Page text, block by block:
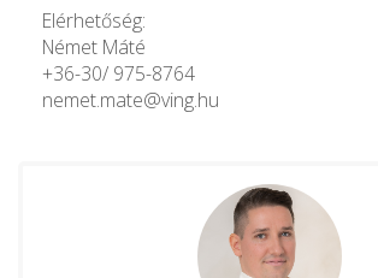
Elérhetőség:
Német Máté
+36-30/ 975-8764
nemet.mate@ving.hu